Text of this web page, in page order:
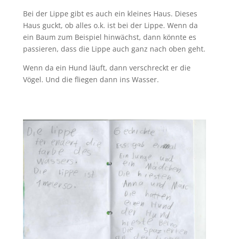
Bei der Lippe gibt es auch ein kleines Haus. Dieses
Haus guckt, ob alles o.k. ist bei der Lippe. Wenn da
ein Baum zum Beispiel hinwächst, dann könnte es
passieren, dass die Lippe auch ganz nach oben geht.
Wenn da ein Hund läuft, dann verschreckt er die
Vögel. Und die fliegen dann ins Wasser.